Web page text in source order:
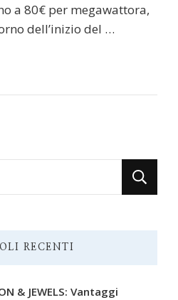
a 80€ per megawattora,
dell’inizio del …
RECENTI
& JEWELS: Vantaggi